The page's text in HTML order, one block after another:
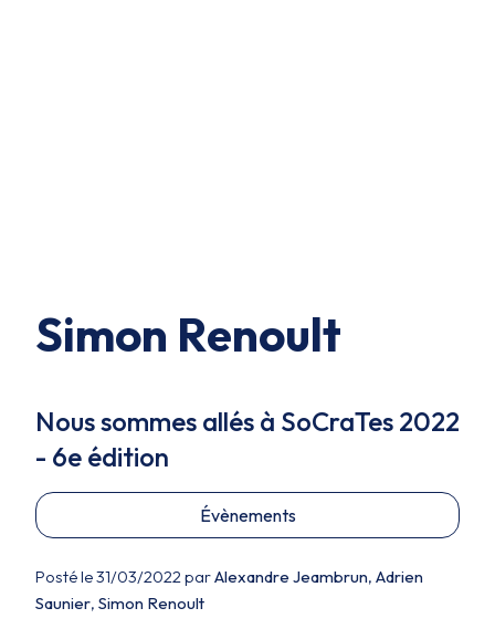
Simon Renoult
Nous sommes allés à SoCraTes 2022
- 6e édition
Évènements
Posté le 31/03/2022 parAlexandre Jeambrun, Adrien
Saunier, Simon Renoult